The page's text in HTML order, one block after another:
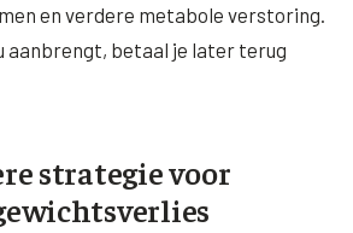
en verdere metabole verstoring.
aanbrengt, betaal je later terug
strategie voor